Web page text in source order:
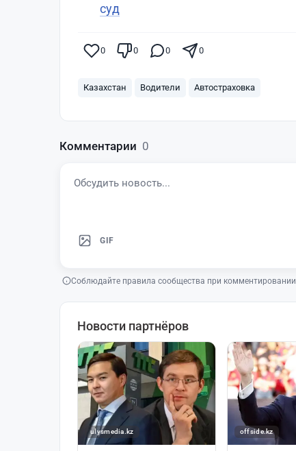
суд
0 0 0 0
Казахстан Водители Автостраховка
Комментарии 0
GIF
Соблюдайте правила сообщества при комментировании